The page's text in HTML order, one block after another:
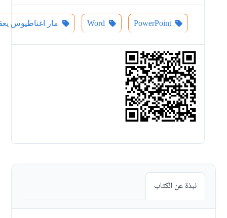
PowerPoint
Word مار اغناطيوس
نبذة عن الكتاب